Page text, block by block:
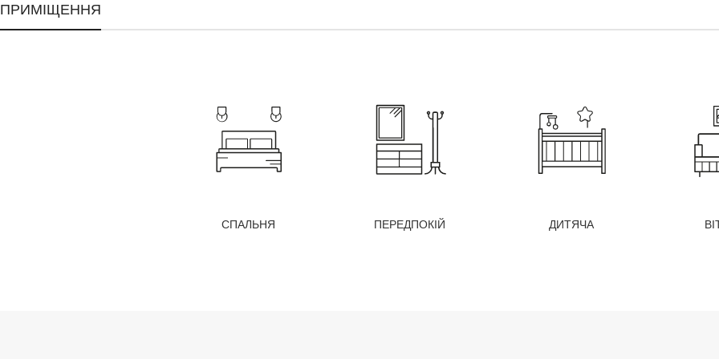
ПРИМІЩЕННЯ
СПАЛЬНЯ ПЕРЕДПОКІЙ ДИТЯЧА